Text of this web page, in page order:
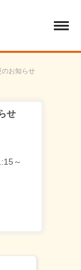
お知らせ
せ
～